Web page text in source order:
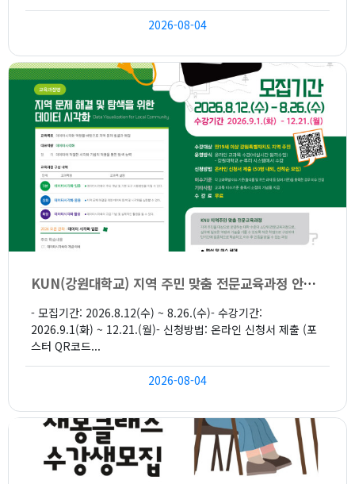
2026-08-04
KUN(강원대학교) 지역 주민 맞춤 전문교육과정 안내(온라인)
- 모집기간: 2026.8.12(수) ~ 8.26.(수)- 수강기간:
2026.9.1(화) ~ 12.21.(월)- 신청방법: 온라인 신청서 제출 (포
스터 QR코드...
2026-08-04